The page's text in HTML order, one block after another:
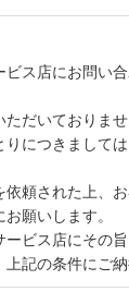
ス店にお問い合
だいておりませ
につきまして
頼された上、
願いします。
ビス店にその
記の条件にご